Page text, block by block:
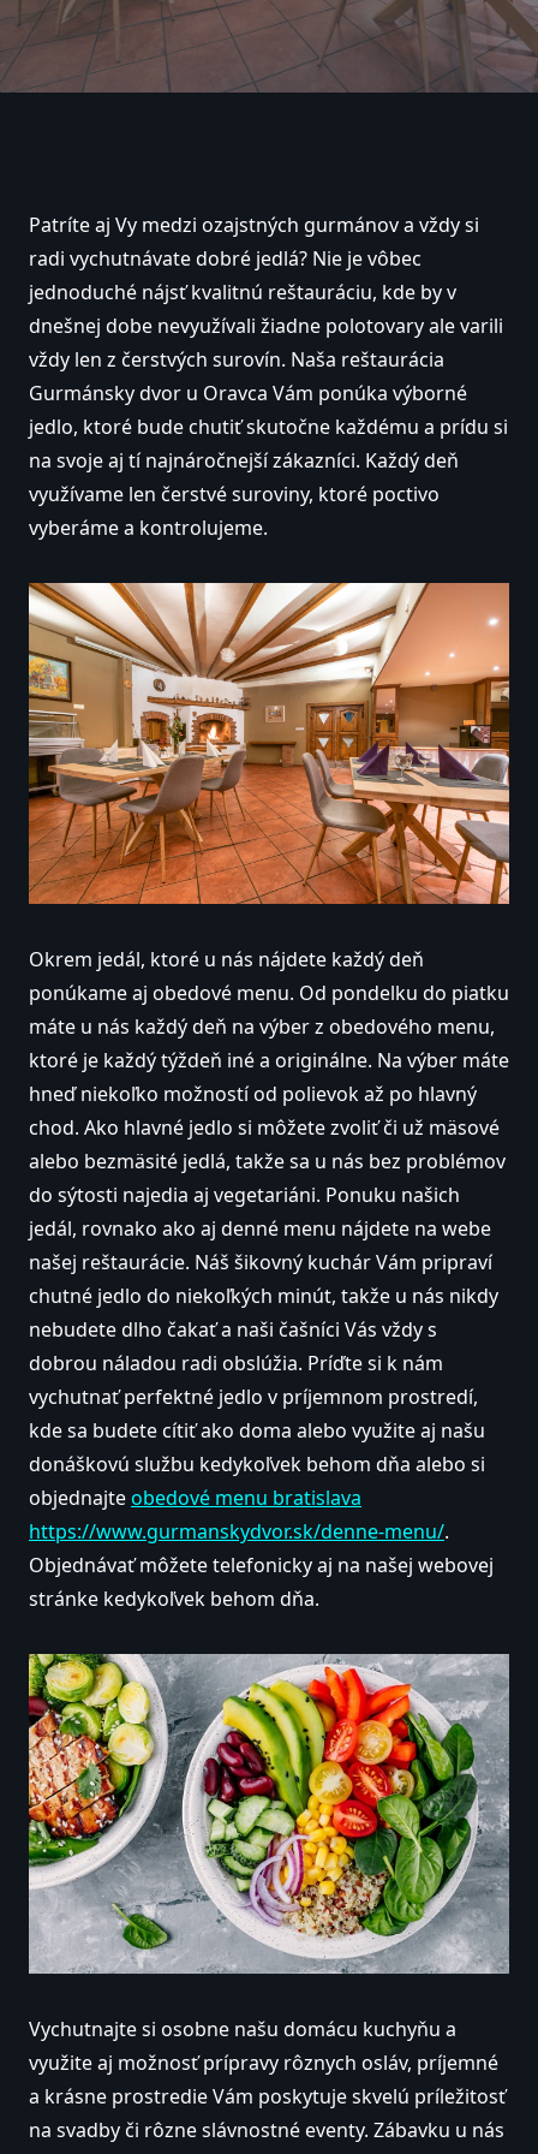
Patríte aj Vy medzi ozajstných gurmánov a vždy si
radi vychutnávate dobré jedlá? Nie je vôbec
jednoduché nájsť kvalitnú reštauráciu, kde by v
dnešnej dobe nevyužívali žiadne polotovary ale varili
vždy len z čerstvých surovín. Naša reštaurácia
Gurmánsky dvor u Oravca Vám ponúka výborné
jedlo, ktoré bude chutiť skutočne každému a prídu si
na svoje aj tí najnáročnejší zákazníci. Každý deň
využívame len čerstvé suroviny, ktoré poctivo
vyberáme a kontrolujeme.
Okrem jedál, ktoré u nás nájdete každý deň
ponúkame aj obedové menu. Od pondelku do piatku
máte u nás každý deň na výber z obedového menu,
ktoré je každý týždeň iné a originálne. Na výber máte
hneď niekoľko možností od polievok až po hlavný
chod. Ako hlavné jedlo si môžete zvoliť či už mäsové
alebo bezmäsité jedlá, takže sa u nás bez problémov
do sýtosti najedia aj vegetariáni. Ponuku našich
jedál, rovnako ako aj denné menu nájdete na webe
našej reštaurácie. Náš šikovný kuchár Vám pripraví
chutné jedlo do niekoľkých minút, takže u nás nikdy
nebudete dlho čakať a naši čašníci Vás vždy s
dobrou náladou radi obslúžia. Príďte si k nám
vychutnať perfektné jedlo v príjemnom prostredí,
kde sa budete cítiť ako doma alebo využite aj našu
donáškovú službu kedykoľvek behom dňa alebo si
objednajte obedové menu bratislava
https://www.gurmanskydvor.sk/denne-menu/.
Objednávať môžete telefonicky aj na našej webovej
stránke kedykoľvek behom dňa.
Vychutnajte si osobne našu domácu kuchyňu a
využite aj možnosť prípravy rôznych osláv, príjemné
a krásne prostredie Vám poskytuje skvelú príležitosť
na svadby či rôzne slávnostné eventy. Zábavku u nás